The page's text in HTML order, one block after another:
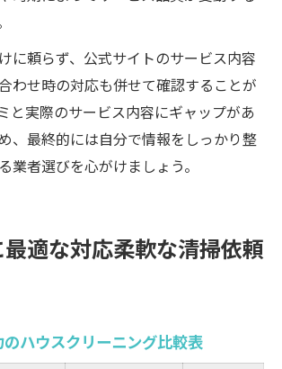
に頼らず、公式サイトのサービス内容
わせ時の対応も併せて確認することが
と実際のサービス内容にギャップがあ
、最終的には自分で情報をしっかり整
業者選びを心がけましょう。
適な対応柔軟な清掃依頼
ハウスクリーニング比較表